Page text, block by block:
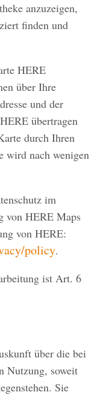
anzuzeigen,
finden und
HERE
über Ihre
und der
übertragen
durch Ihren
wird nach wenigen
im
von HERE Maps
von HERE:
policy.
ist Art. 6
über die bei
Nutzung, soweit
Sie